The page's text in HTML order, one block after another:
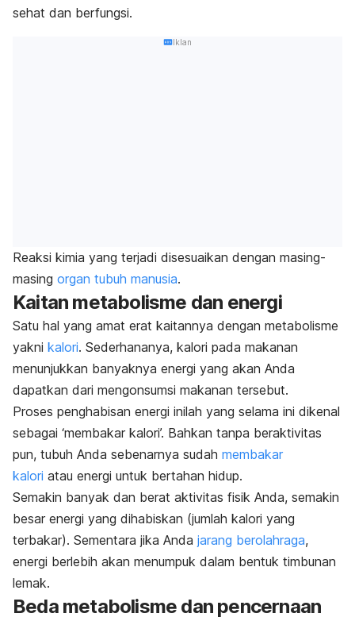
sehat dan berfungsi.
Iklan
Reaksi kimia yang terjadi disesuaikan dengan masing-
masing organ tubuh manusia.
Kaitan metabolisme dan energi
Satu hal yang amat erat kaitannya dengan metabolisme
yakni kalori. Sederhananya, kalori pada makanan
menunjukkan banyaknya energi yang akan Anda
dapatkan dari mengonsumsi makanan tersebut.
Proses penghabisan energi inilah yang selama ini dikenal
sebagai ‘membakar kalori’. Bahkan tanpa beraktivitas
pun, tubuh Anda sebenarnya sudah membakar
kalori atau energi untuk bertahan hidup.
Semakin banyak dan berat aktivitas fisik Anda, semakin
besar energi yang dihabiskan (jumlah kalori yang
terbakar). Sementara jika Anda jarang berolahraga,
energi berlebih akan menumpuk dalam bentuk timbunan
lemak.
Beda metabolisme dan pencernaan